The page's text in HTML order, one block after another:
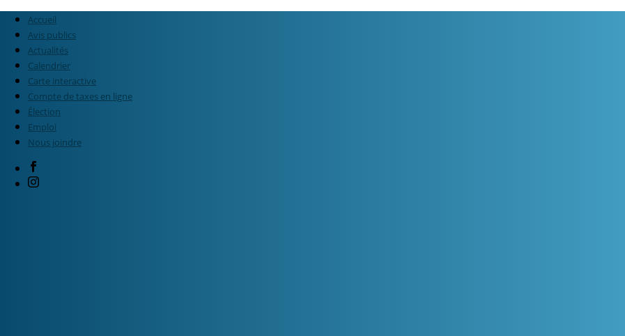
Accueil
Avis publics
Actualités
Calendrier
Carte interactive
Compte de taxes en ligne
Élection
Emploi
Nous joindre